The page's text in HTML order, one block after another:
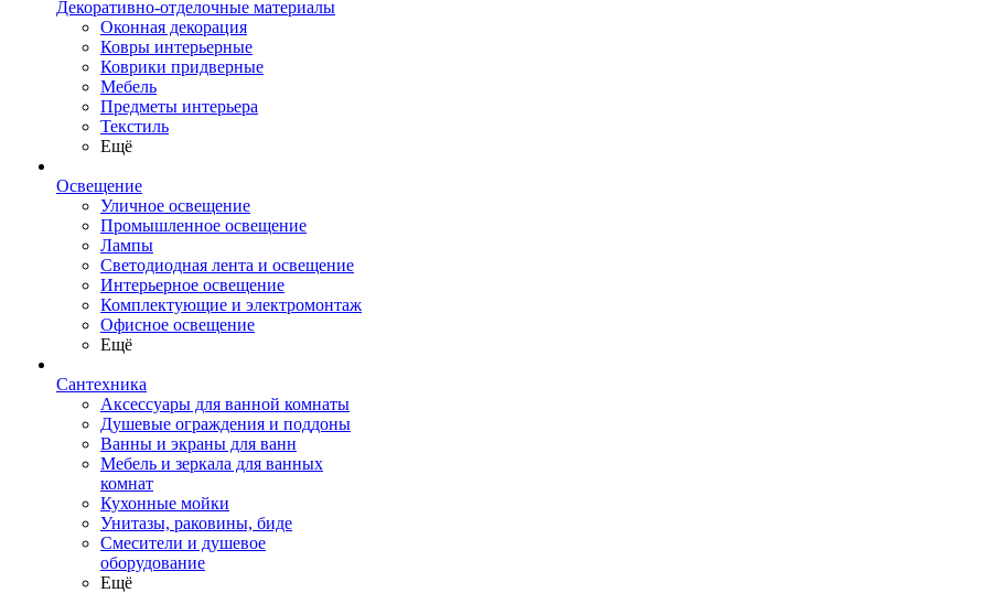
Декоративно-отделочные материалы
Оконная декорация
Ковры интерьерные
Коврики придверные
Мебель
Предметы интерьера
Текстиль
Ещё
Освещение
Уличное освещение
Промышленное освещение
Лампы
Светодиодная лента и освещение
Интерьерное освещение
Комплектующие и электромонтаж
Офисное освещение
Ещё
Сантехника
Аксессуары для ванной комнаты
Душевые ограждения и поддоны
Ванны и экраны для ванн
Мебель и зеркала для ванных
комнат
Кухонные мойки
Унитазы, раковины, биде
Смесители и душевое
оборудование
Ещё